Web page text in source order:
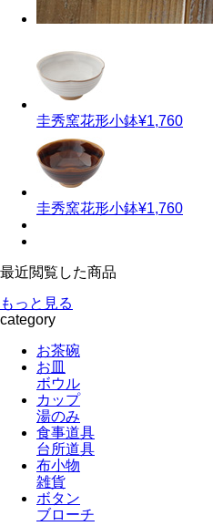
圭秀窯花形小鉢¥1,760
圭秀窯花形小鉢¥1,760
最近閲覧した商品
もっと見る
category
お茶碗
お皿
ボウル
カップ
湯のみ
食事道具
台所道具
布小物
雑貨
ボタン
ブローチ